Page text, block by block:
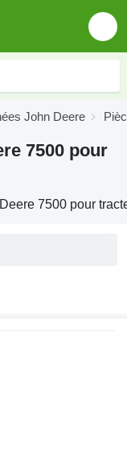
John Deere
7500 pour
7500 pour